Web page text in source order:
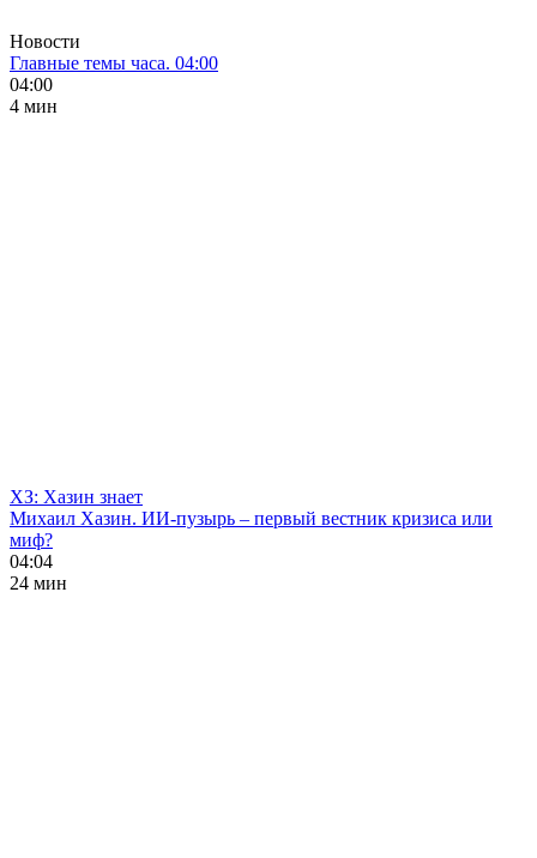
Новости
Главные темы часа. 04:00
04:00
4 мин
ХЗ: Хазин знает
Михаил Хазин. ИИ-пузырь – первый вестник кризиса или
миф?
04:04
24 мин